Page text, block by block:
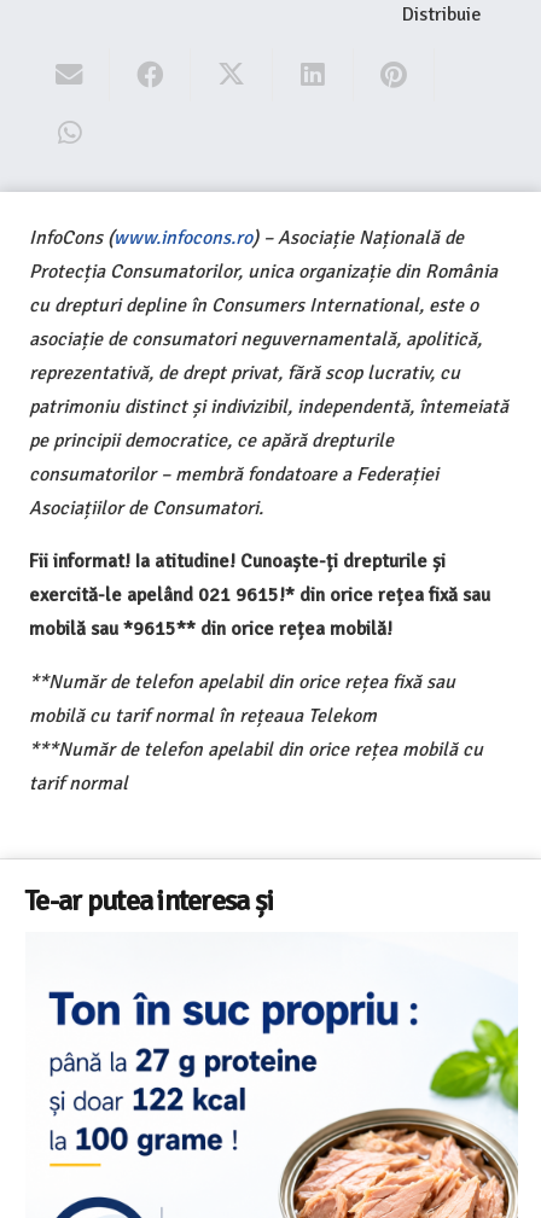
Distribuie
InfoCons (www.infocons.ro) – Asociație Națională de
Protecția Consumatorilor, unica organizație din România
cu drepturi depline în Consumers International, este o
asociație de consumatori neguvernamentală, apolitică,
reprezentativă, de drept privat, fără scop lucrativ, cu
patrimoniu distinct și indivizibil, independentă, întemeiată
pe principii democratice, ce apără drepturile
consumatorilor – membră fondatoare a Federației
Asociațiilor de Consumatori.
Fii informat! Ia atitudine! Cunoaște-ți drepturile și
exercită-le apelând 021 9615!* din orice rețea fixă sau
mobilă sau *9615** din orice rețea mobilă!
**Număr de telefon apelabil din orice rețea fixă sau
mobilă cu tarif normal în rețeaua Telekom
***Număr de telefon apelabil din orice rețea mobilă cu
tarif normal
Te-ar putea interesa și